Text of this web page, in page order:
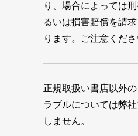
り、場合によっては
るいは損害賠償を請
ります。ご注意くださ
正規取扱い書店以外
ラブルについては弊
しません。